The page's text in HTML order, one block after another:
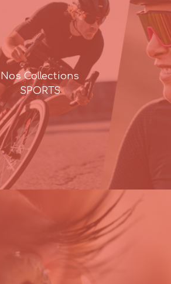
Nos Collections
SPORTS